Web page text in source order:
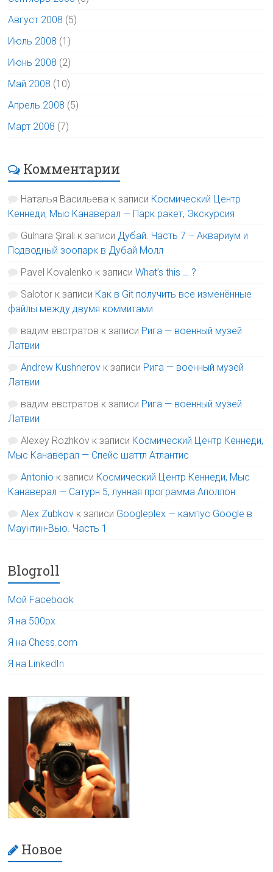
Август 2008 (5)
Июль 2008 (1)
Июнь 2008 (2)
Май 2008 (10)
Апрель 2008 (5)
Март 2008 (7)
Комментарии
Наталья Васильева к записи Космический Центр
Кеннеди, Мыс Канаверал — Парк ракет, Экскурсия
Gulnara Şirali к записи Дубай. Часть 7 – Аквариум и
Подводный зоопарк в Дубай Молл
Pavel Kovalenko к записиWhat’s this … ?
Salotor к записи Как в Git получить все изменённые
файлы между двумя коммитами
вадим евстратов к записи Рига — военный музей
Латвии
Andrew Kushnerov к записи Рига — военный музей
Латвии
вадим евстратов к записи Рига — военный музей
Латвии
Alexey Rozhkov к записи Космический Центр Кеннеди,
Мыс Канаверал — Спейс шаттл Атлантис
Antonio к записи Космический Центр Кеннеди, Мыс
Канаверал — Сатурн 5, лунная программа Аполлон
Alex Zubkov к записи Googleplex — кампус Google в
Маунтин-Вью. Часть 1
Blogroll
Мой Facebook
Я на 500px
Я на Chess.com
Я на LinkedIn
Новое